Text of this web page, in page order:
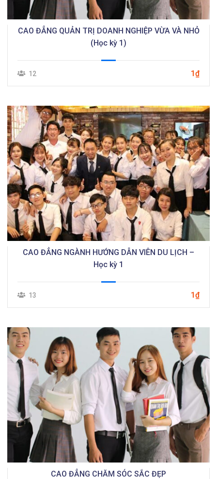
CAO ĐẲNG QUẢN TRỊ DOANH NGHIỆP VỪA VÀ NHỎ
(Học kỳ 1)
12 1₫
CAO ĐẲNG NGÀNH HƯỚNG DẪN VIÊN DU LỊCH –
Học kỳ 1
13 1₫
CAO ĐẲNG CHĂM SÓC SẮC ĐẸP